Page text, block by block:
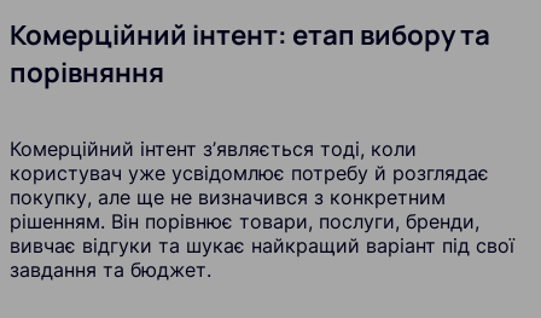
Комерційний інтент: етап вибору та
порівняння
Комерційний інтент з’являється тоді, коли
користувач уже усвідомлює потребу й розглядає
покупку, але ще не визначився з конкретним
рішенням. Він порівнює товари, послуги, бренди,
вивчає відгуки та шукає найкращий варіант під свої
завдання та бюджет.